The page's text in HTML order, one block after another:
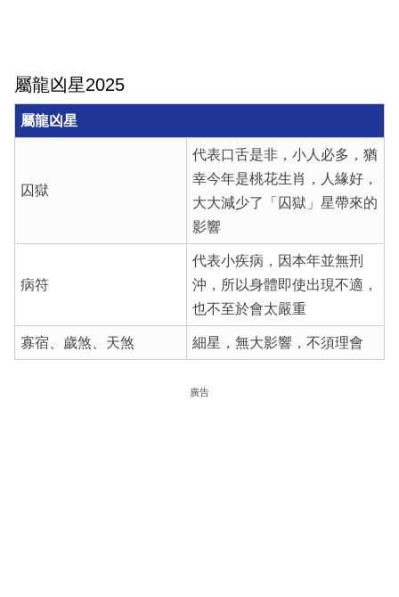
屬龍凶星2025
屬龍凶星
囚獄
代表口舌是非，小人必多，猶
幸今年是桃花生肖，人緣好，
大大減少了「囚獄」星帶來的
影響
病符
代表小疾病，因本年並無刑
沖，所以身體即使出現不適，
也不至於會太嚴重
寡宿、歲煞、天煞 細星，無大影響，不須理會
廣告